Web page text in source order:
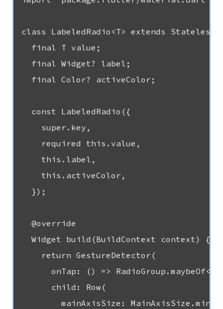
class LabeledRadio<T> extends
  final T value;
  final Widget? label;
  final Color? activeColor;
  const LabeledRadio({
    super.key,
    required this.value,
    this.label,
    this.activeColor,
  });
  @override
  Widget build(BuildContext context) {
    return GestureDetector(
onTap: () =>
      child: Row(
        mainAxisSize: MainAxisSize.min,